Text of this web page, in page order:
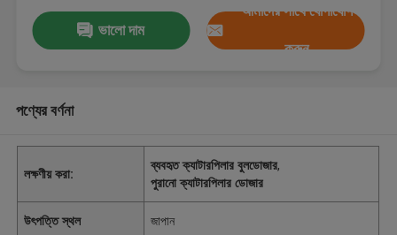
ভালো দাম
আমাদের সাথে যোগাযোগ
করুন
পণ্যের বর্ণনা
লক্ষণীয় করা:
ব্যবহৃত ক্যাটারপিলার বুলডোজার,
পুরানো ক্যাটারপিলার ডোজার
উৎপত্তি স্থল জাপান